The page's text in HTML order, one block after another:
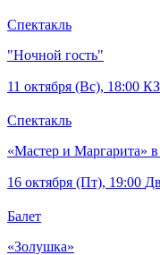
Спектакль
"Ночной гость"
11 октября (Вс), 18:00
Спектакль
«Мастер и Маргарита»
16 октября (Пт), 19:00
Балет
«Золушка»